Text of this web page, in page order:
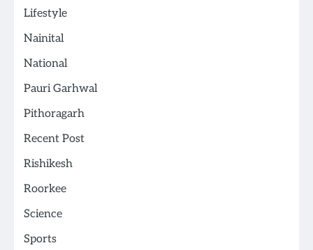
Lifestyle
Nainital
National
Pauri Garhwal
Pithoragarh
Recent Post
Rishikesh
Roorkee
Science
Sports